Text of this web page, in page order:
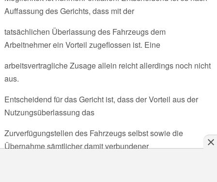
Auffassung des Gerichts, dass mit der
tatsächlichen Überlassung des Fahrzeugs dem
Arbeitnehmer ein Vorteil zugeflossen ist. Eine
arbeitsvertragliche Zusage allein reicht allerdings noch nicht
aus.
Entscheidend für das Gericht ist, dass der Vorteil aus der
Nutzungsüberlassung das
Zurverfügungstellen des Fahrzeugs selbst sowie die
Übernahme sämtlicher damit verbundener